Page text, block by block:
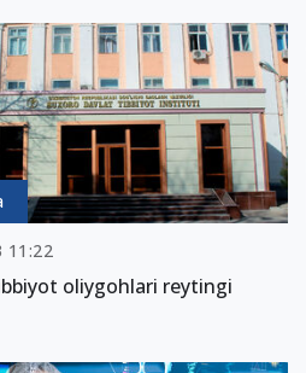
11:22
oliygohlari reytingi